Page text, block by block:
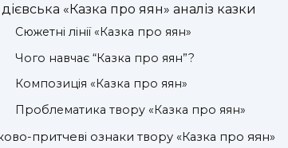
«Казка про яян» аналіз казки
Сюжетні лінії «Казка про яян»
Чого навчає “Казка про яян”?
Композиція «Казка про яян»
Проблематика твору «Казка про яян»
притчеві ознаки твору «Казка про яян»